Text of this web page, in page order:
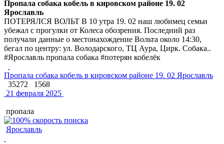
Пропала собака кобель в кировском районе 19. 02
Ярославль
ПОТЕРЯЛСЯ ВОЛЬТ В 10 утра 19. 02 наш любимец семьи
убежал с прогулки от Колеса обозрения. Последний раз
получали данные о местонахождение Вольта около 14:30,
бегал по центру: ул. Володарского, ТЦ Аура, Цирк. Собака..
#Ярославль пропала собака #потерян кобелёк
Пропала собака кобель в кировском районе 19. 02 Ярославль
35272
1568
21 февраля 2025
пропала
Ярославль